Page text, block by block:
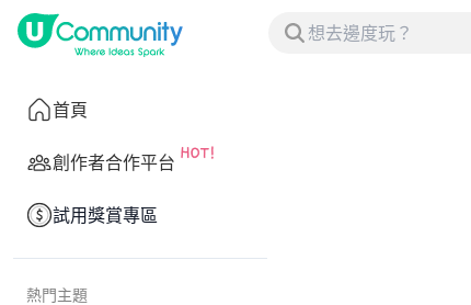
首頁
創作者合作平台
試用獎賞專區
熱門主題